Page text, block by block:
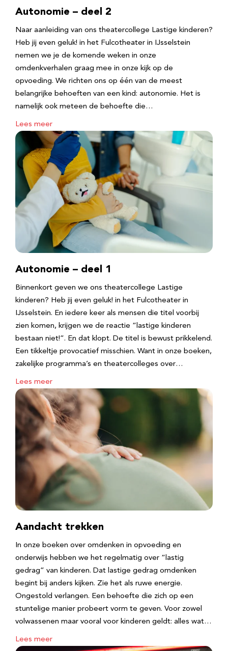
Autonomie – deel 2
Naar aanleiding van ons theatercollege Lastige kinderen?
Heb jij even geluk! in het Fulcotheater in IJsselstein
nemen we je de komende weken in onze
omdenkverhalen graag mee in onze kijk op de
opvoeding. We richten ons op één van de meest
belangrijke behoeften van een kind: autonomie. Het is
namelijk ook meteen de behoefte die…
Lees meer
Autonomie – deel 1
Binnenkort geven we ons theatercollege Lastige
kinderen? Heb jij even geluk! in het Fulcotheater in
IJsselstein. En iedere keer als mensen die titel voorbij
zien komen, krijgen we de reactie “lastige kinderen
bestaan niet!”. En dat klopt. De titel is bewust prikkelend.
Een tikkeltje provocatief misschien. Want in onze boeken,
zakelijke programma’s en theatercolleges over…
Lees meer
Aandacht trekken
In onze boeken over omdenken in opvoeding en
onderwijs hebben we het regelmatig over “lastig
gedrag” van kinderen. Dat lastige gedrag omdenken
begint bij anders kijken. Zie het als ruwe energie.
Ongestold verlangen. Een behoefte die zich op een
stuntelige manier probeert vorm te geven. Voor zowel
volwassenen maar vooral voor kinderen geldt: alles wat…
Lees meer